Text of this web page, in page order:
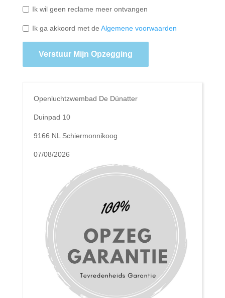
Ik wil geen reclame meer ontvangen
Ik ga akkoord met de Algemene voorwaarden
Verstuur Mijn Opzegging
Openluchtzwembad De Dúnatter
Duinpad 10
9166 NL Schiermonnikoog
07/08/2026